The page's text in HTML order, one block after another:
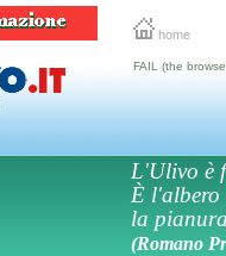
home
FAIL (the
L'Ulivo è
È l'albero
la
(Romano